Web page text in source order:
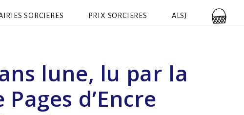
SORCIERES PRIX SORCIERES ALSJ
lune, lu par la
d’Encre